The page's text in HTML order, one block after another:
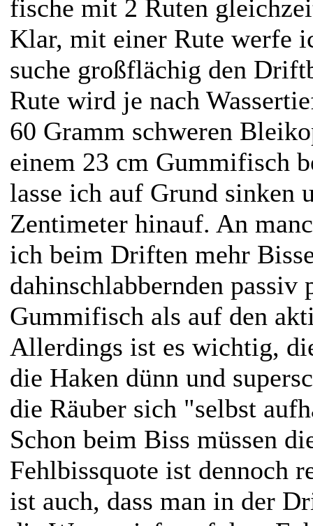
fische mit 2 Ruten
Klar, mit einer Rute werfe
suche großflächig den
Rute wird je nach
60 Gramm schweren
einem 23 cm Gummifisch
lasse ich auf Grund sinken
Zentimeter hinauf. An
ich beim Driften mehr
dahinschlabbernden passiv
Gummifisch als auf den
Allerdings ist es wichtig,
die Haken dünn und
die Räuber sich "selbst
Schon beim Biss müssen
Fehlbissquote ist dennoch
ist auch, dass man in der